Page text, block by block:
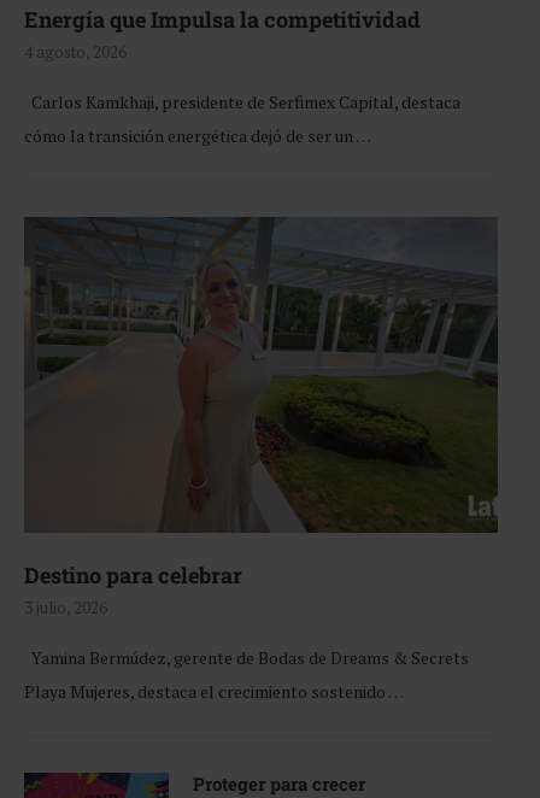
Energía que Impulsa la competitividad
4 agosto, 2026
Carlos Kamkhaji, presidente de Serfimex Capital, destaca
cómo la transición energética dejó de ser un …
Destino para celebrar
3 julio, 2026
Yamina Bermúdez, gerente de Bodas de Dreams & Secrets
Playa Mujeres, destaca el crecimiento sostenido …
Proteger para crecer